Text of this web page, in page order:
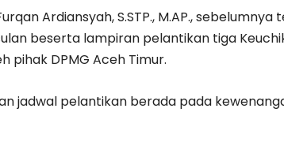
Ardiansyah, S.STP., M.AP.,
beserta lampiran pelantikan tiga
pihak DPMG Aceh Timur.
jadwal pelantikan berada pada